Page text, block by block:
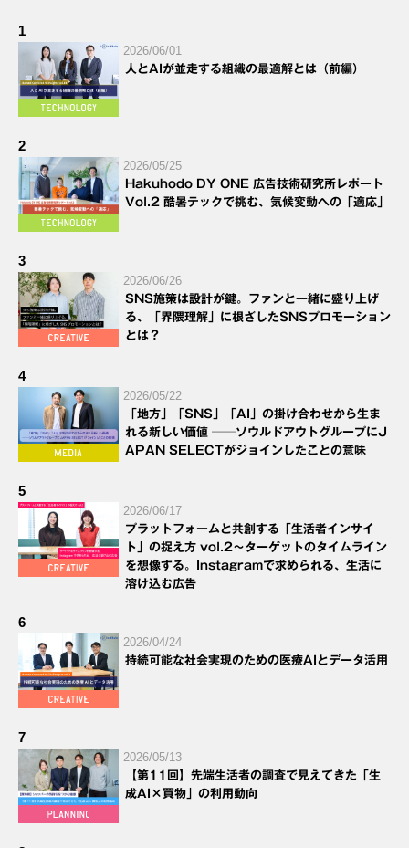
1
2026/06/01
人とAIが並走する組織の最適解とは（前編）
2
2026/05/25
Hakuhodo DY ONE 広告技術研究所レポート
Vol.2 酷暑テックで挑む、気候変動への「適応」
3
2026/06/26
SNS施策は設計が鍵。ファンと一緒に盛り上げ
る、「界隈理解」に根ざしたSNSプロモーション
とは？
4
2026/05/22
「地方」「SNS」「AI」の掛け合わせから生ま
れる新しい価値 ──ソウルドアウトグループにJ
APAN SELECTがジョインしたことの意味
5
2026/06/17
プラットフォームと共創する「生活者インサイ
ト」の捉え方 vol.2～ターゲットのタイムライン
を想像する。Instagramで求められる、生活に
溶け込む広告
6
2026/04/24
持続可能な社会実現のための医療AIとデータ活用
7
2026/05/13
【第11回】先端生活者の調査で見えてきた「生
成AI×買物」の利用動向